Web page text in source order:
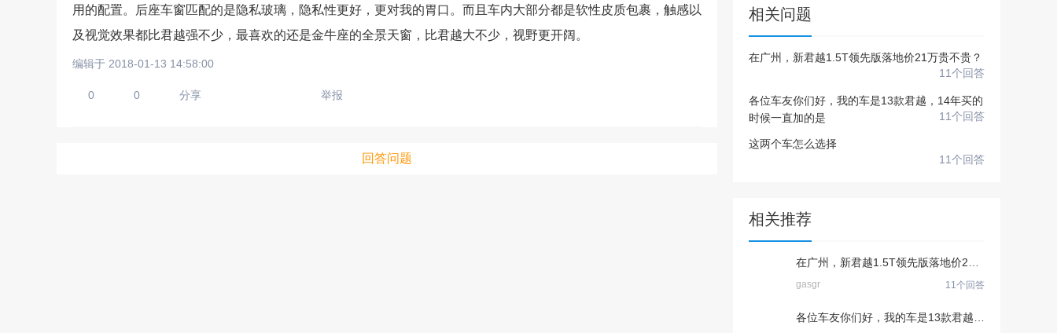
用的配置。后座车窗匹配的是隐私玻璃，隐私性更好，更对我的胃口。而且车内大部分都是软性皮质包裹，触感以
及视觉效果都比君越强不少，最喜欢的还是金牛座的全景天窗，比君越大不少，视野更开阔。
编辑于 2018-01-13 14:58:00
0 0 分享 举报
回答问题
相关问题
在广州，新君越1.5T领先版落地价21万贵不贵？
11个回答
各位车友你们好，我的车是13款君越，14年买的
时候一直加的是
11个回答
这两个车怎么选择
11个回答
相关推荐
gasgr 11个回答